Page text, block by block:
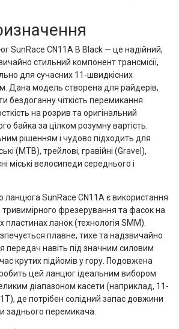
SunRace CN11A B Black — це надійний,
стильний компонент трансмісії,
для сучасних 11-швидкісних
Дана модель створена для райдерів,
бездоганну чіткість перемикання
на розрив та оригінальний
байка за цілком розумну вартість.
рішенням і чудово підходить для
(MTB), трейлові, гравійні (Gravel),
міські велосипеди середнього і
ланцюга SunRace CN11A є використання
тривимірного фрезерування та фасок на
пластинах ланок (технологія SMM).
плавне, тихе та надзвичайно
навіть під значним силовим
крутих підйомів у гору. Подовжена
цей ланцюг ідеальним вибором
діапазоном касети (наприклад, 11-
де потрібен солідний запас довжини
заднього перемикача.